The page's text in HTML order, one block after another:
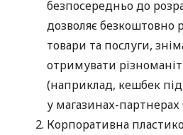
безпосередньо до
дозволяє безкоштовно
товари та послуги,
отримувати
(наприклад, кешбек під
у магазинах-партнерах
Корпоративна